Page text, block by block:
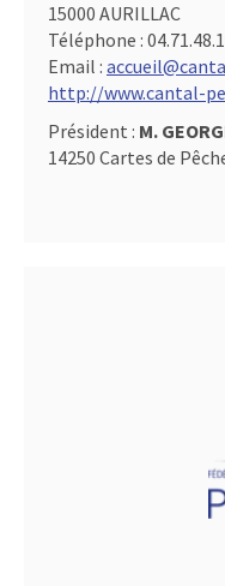
15000 AURILLAC
Téléphone :
Email :
http://www.cantal-
Président : M.
14250 Cartes de